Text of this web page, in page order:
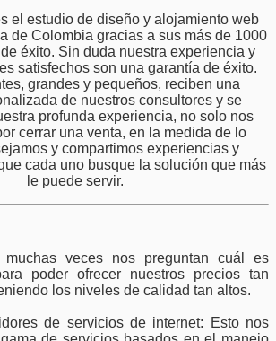
el estudio de diseño y alojamiento web
de Colombia gracias a sus más de 1000
éxito. Sin duda nuestra experiencia y
satisfechos son una garantía de éxito.
grandes y pequeños, reciben una
de nuestros consultores y se
profunda experiencia, no solo nos
cerrar una venta, en la medida de lo
y compartimos experiencias y
cada uno busque la solución que más
le puede servir.
muchas veces nos preguntan cuál es
poder ofrecer nuestros precios tan
los niveles de calidad tan altos.
de servicios de internet: Esto nos